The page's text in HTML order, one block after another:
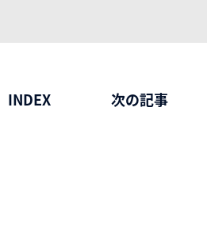
INDEX 次の記事